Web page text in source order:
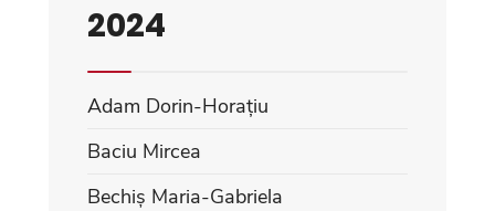
2024
Adam Dorin-Horațiu
Baciu Mircea
Bechiș Maria-Gabriela